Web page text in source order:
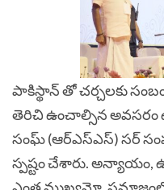
పాకిస్థాన్ తో చర్చలకు
తెరిచి ఉంచాల్సిన అవసరం
సంఘ్ (ఆర్ఎస్ఎస్) సర్
స్పష్టం చేశారు. అన్యాయం,
ఎంత ముఖ్యమో,